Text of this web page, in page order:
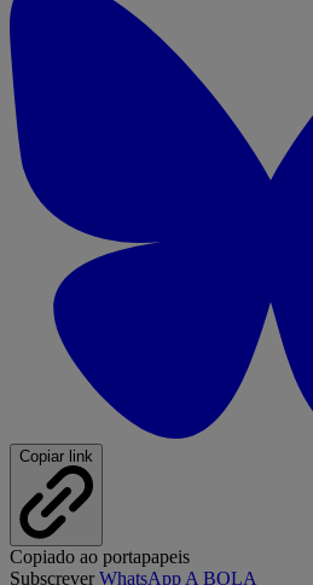
Copiar link
Copiado ao portapapeis
SubscreverWhatsApp A BOLA